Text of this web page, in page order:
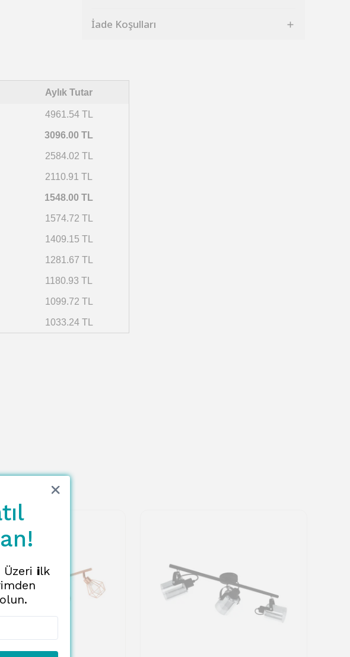
İade Koşulları
Aylık Tutar
4961.54 TL
3096.00 TL
2584.02 TL
2110.91 TL
1548.00 TL
1574.72 TL
1409.15 TL
1281.67 TL
1180.93 TL
1099.72 TL
1033.24 TL
ilk